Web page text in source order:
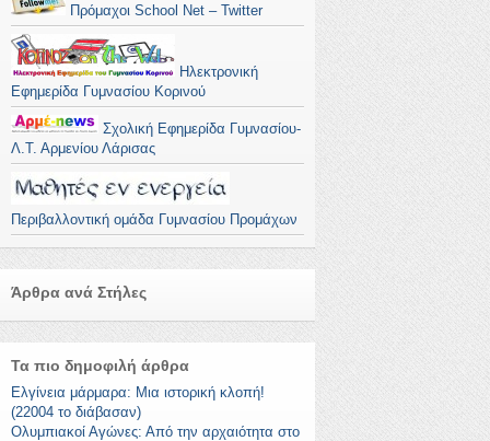
Πρόμαχοι School Net – Twitter
Ηλεκτρονική
Εφημερίδα Γυμνασίου Κορινού
Σχολική Εφημερίδα Γυμνασίου-
Λ.Τ. Αρμενίου Λάρισας
Περιβαλλοντική ομάδα Γυμνασίου Προμάχων
Άρθρα ανά Στήλες
Τα πιο δημοφιλή άρθρα
Ελγίνεια μάρμαρα: Μια ιστορική κλοπή!
(22004 το διάβασαν)
Ολυμπιακοί Αγώνες: Από την αρχαιότητα στο